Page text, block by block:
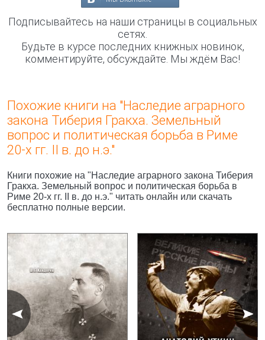
Подписывайтесь на наши страницы в социальных
сетях.
Будьте в курсе последних книжных новинок,
комментируйте, обсуждайте. Мы ждём Вас!
Похожие книги на "Наследие аграрного
закона Тиберия Гракха. Земельный
вопрос и политическая борьба в Риме
20-х гг. II в. до н.э."
Книги похожие на "Наследие аграрного закона Тиберия
Гракха. Земельный вопрос и политическая борьба в
Риме 20-х гг. II в. до н.э." читать онлайн или скачать
бесплатно полные версии.